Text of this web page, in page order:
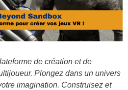
de création et de
Plongez dans un univers
imagination. Construisez et